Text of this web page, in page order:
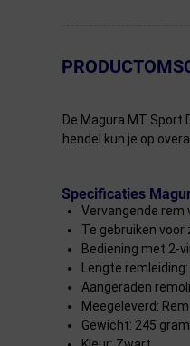
← Terug naar
De Magura MT
hendel kun je op
Specificaties
Vervangende
Te gebruiken
Bediening met 2-
Lengte
Aangeraden
Meegeleverd:
Gewicht: 245 gram